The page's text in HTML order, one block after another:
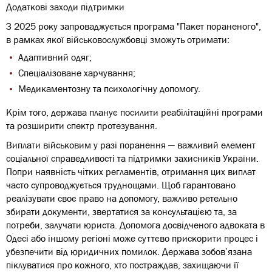
Додаткові заходи підтримки
З 2025 року запроваджується програма "Пакет пораненого",
в рамках якої військовослужбовці зможуть отримати:
Адаптивний одяг;
Спеціалізоване харчування;
Медикаментозну та психологічну допомогу.
Крім того, держава планує посилити реабілітаційні програми
та розширити спектр протезування.
Виплати військовим у разі поранення — важливий елемент
соціальної справедливості та підтримки захисників України.
Попри наявність чітких регламентів, отримання цих виплат
часто супроводжується труднощами. Щоб гарантовано
реалізувати своє право на допомогу, важливо ретельно
збирати документи, звертатися за консультацією та, за
потреби, залучати юриста. Допомога досвідченого адвоката в
Одесі або іншому регіоні може суттєво прискорити процес і
убезпечити від юридичних помилок. Держава зобов’язана
піклуватися про кожного, хто постраждав, захищаючи її